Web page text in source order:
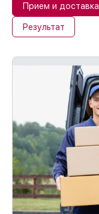
Прием и доставка
Результат